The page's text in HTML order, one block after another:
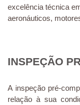
excelência técnica
aeronáuticos,
INSPEÇÃO
A inspeção pré-
relação à sua